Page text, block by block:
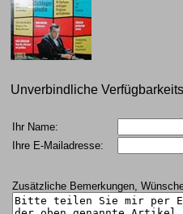
Unverbindliche
Ihr Name:
Ihre E-Mailadresse:
Zusätzliche Bemerkungen,